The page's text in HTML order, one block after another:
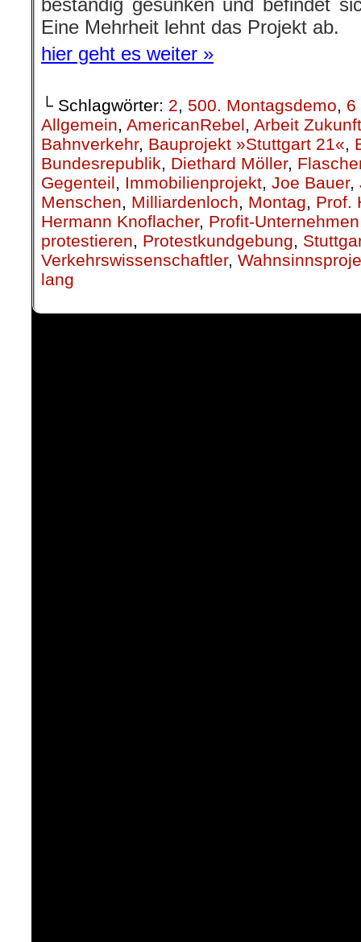
beständig gesunken und befindet
Eine Mehrheit lehnt das Projekt ab.
hier geht es weiter »
└ Schlagwörter: 2, 500. Montagsdemo, 6
Allgemein, AmericanRebel, Arbeit Zukunft
Bahnverkehr, Bauprojekt »Stuttgart 21«,
Bundesrepublik, Diethard Möller,
Gegenteil, Immobilienprojekt, Joe Bauer,
Menschen, Milliardenloch, Montag, Prof.
Hermann Knoflacher, Profit-Unternehmen
protestieren, Protestkundgebung,
Verkehrswissenschaftler,
lang